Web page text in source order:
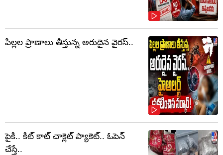
పిల్లల ప్రాణాలు తీస్తున్న అరుదైన వైరస్..
పైకి.. కిట్‌ కాట్‌ చాక్లెట్ ప్యాకెట్‌.. ఓపెన్‌
చేస్తే..